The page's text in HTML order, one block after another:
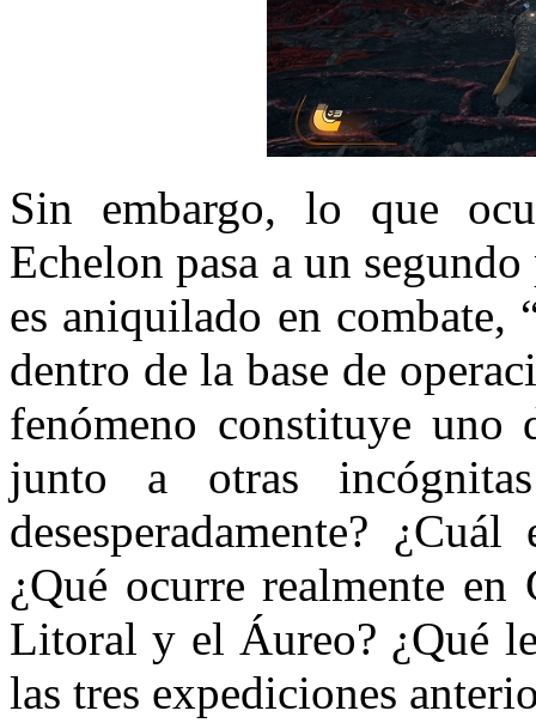
Sin embargo, lo que
Echelon pasa a un
es aniquilado en combate,
dentro de la base de
fenómeno constituye uno
junto a otras
desesperadamente?
¿Qué ocurre realmente
Litoral y el Áureo? ¿Qué
las tres expediciones